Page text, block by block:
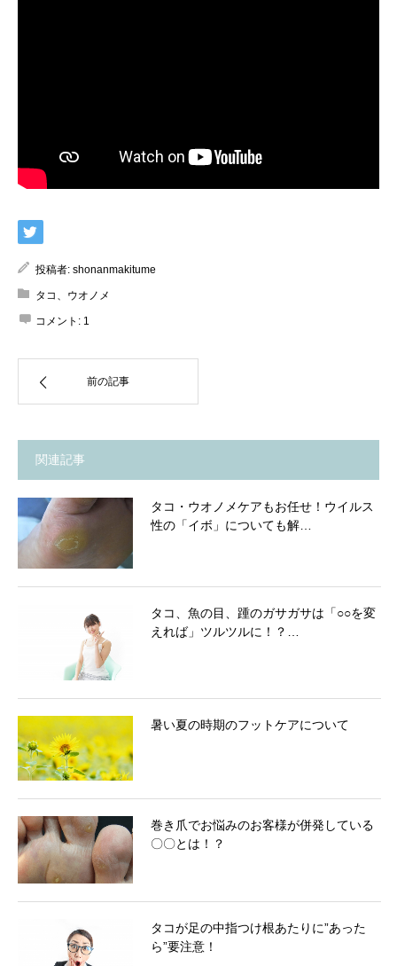
投稿者: shonanmakitume
タコ、ウオノメ
コメント: 1
前の記事
関連記事
タコ・ウオノメケアもお任せ！ウイルス
性の「イボ」についても解…
タコ、魚の目、踵のガサガサは「○○を変
えれば」ツルツルに！？…
暑い夏の時期のフットケアについて
巻き爪でお悩みのお客様が併発している
〇〇とは！？
タコが足の中指つけ根あたりに”あった
ら”要注意！